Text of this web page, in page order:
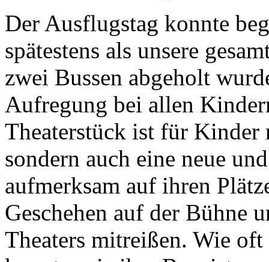
Der Ausflugstag konnte
spätestens als unsere
zwei Bussen abgeholt
Aufregung bei allen
Theaterstück ist für
sondern auch eine neue
aufmerksam auf ihren
Geschehen auf der Bühne
Theaters mitreißen. Wie